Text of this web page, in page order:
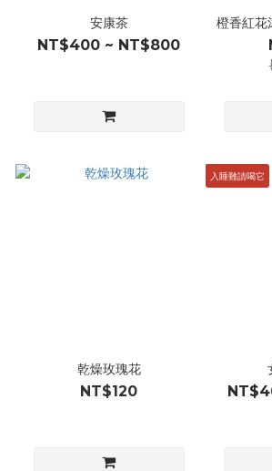
安康茶
NT$400 ~ NT$800
橙香紅花
乾燥玫瑰花
NT$120
入睡難請喝它